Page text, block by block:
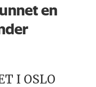
en
I OSLO